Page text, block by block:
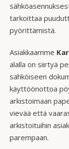
tarkoittaa
pyörittämistä.
Asiakkaamme
alalla on siirtyä
sähköiseen
käyttöönottoa
arkistoimaan
vievää että
arkistoituihin
parempaan.